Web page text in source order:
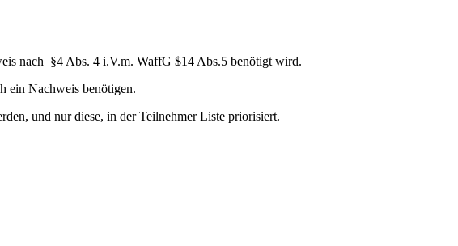
nach §4 Abs. 4 i.V.m. WaffG $14 Abs.5 benötigt wird.
ein Nachweis benötigen.
und nur diese, in der Teilnehmer Liste priorisiert.